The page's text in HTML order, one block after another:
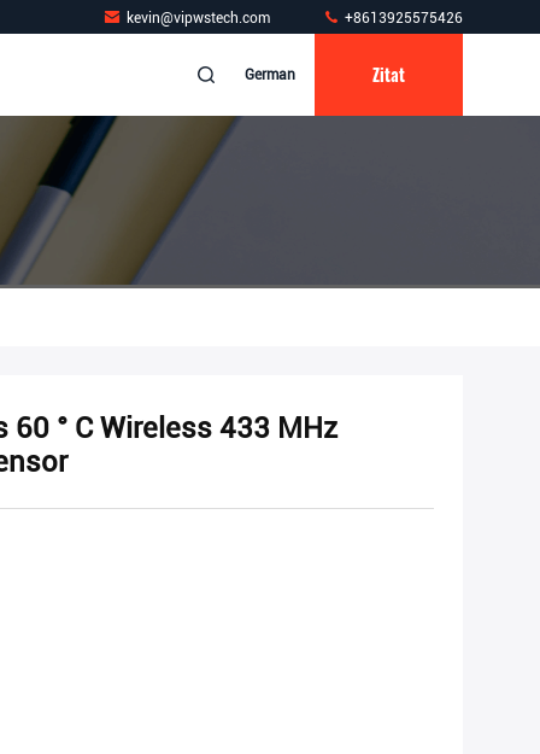
kevin@vipwstech.com +8613925575426
German Zitat
° C Wireless 433 MHz